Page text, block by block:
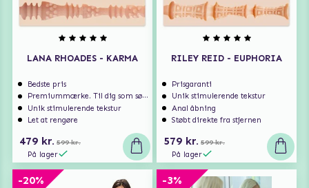
LANA RHOADES - KARMA
Bedste pris
Premiummærke. Til dig som søger ekstra høj kvalitet.
Unik stimulerende tekstur
Let at rengøre
479 kr. 599 kr.
På lager
RILEY REID - EUPHORIA
Prisgaranti
Unik stimulerende tekstur
Anal åbning
Støbt direkte fra stjernen
579 kr. 599 kr.
På lager
-20% -3%